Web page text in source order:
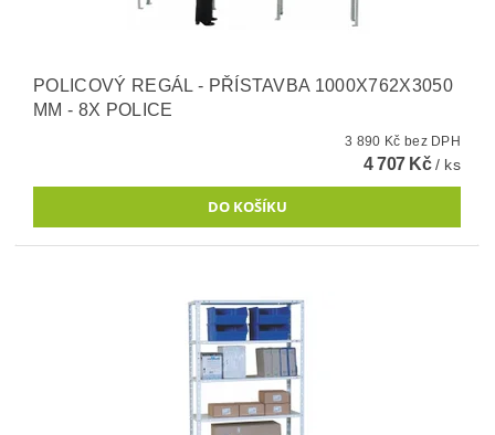
POLICOVÝ REGÁL - PŘÍSTAVBA 1000X762X3050
MM - 8X POLICE
3 890 Kč bez DPH
4 707 Kč/ ks